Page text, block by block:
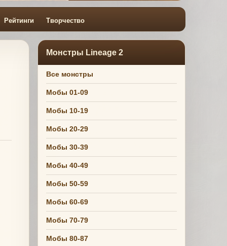
Рейтинги Творчество
Монстры Lineage 2
Все монстры
Мобы 01-09
Мобы 10-19
Мобы 20-29
Мобы 30-39
Мобы 40-49
Мобы 50-59
Мобы 60-69
Мобы 70-79
Мобы 80-87